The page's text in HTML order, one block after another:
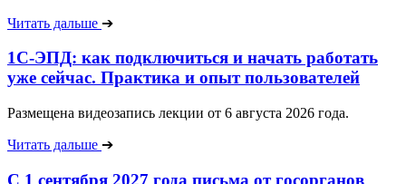
Читать дальше ➔
1С-ЭПД: как подключиться и начать работать
уже сейчас. Практика и опыт пользователей
Размещена видеозапись лекции от 6 августа 2026 года.
Читать дальше ➔
С 1 сентября 2027 года письма от госорганов